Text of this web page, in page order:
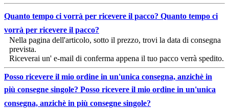
Quanto tempo ci vorrà per ricevere il pacco? Quanto tempo ci
vorrà per ricevere il pacco?
Nella pagina dell'articolo, sotto il prezzo, trovi la data di consegna
prevista.
Riceverai un' e-mail di conferma appena il tuo pacco verrà spedito.
Posso ricevere il mio ordine in un'unica consegna, anzichè in
più consegne singole? Posso ricevere il mio ordine in un'unica
consegna, anzichè in più consegne singole?